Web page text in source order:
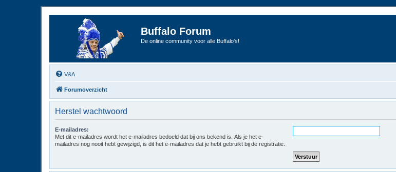
Buffalo Forum
De online community voor alle Buffalo's!
V&A
Forumoverzicht
Herstel wachtwoord
E-mailadres:
Met dit e-mailadres wordt het e-mailadres bedoeld dat bij ons bekend is. Als je het e-
mailadres nog nooit hebt gewijzigd, is dit het e-mailadres dat je hebt gebruikt bij de registratie.